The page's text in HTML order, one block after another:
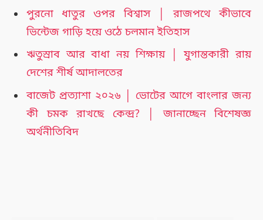
পুরনো ধাতুর ওপর বিশ্বাস │ রাজপথে কীভাবে
ভিন্টেজ গাড়ি হয়ে ওঠে চলমান ইতিহাস
ঋতুস্রাব আর বাধা নয় শিক্ষায় │ যুগান্তকারী রায়
দেশের শীর্ষ আদালতের
বাজেট প্রত্যাশা ২০২৬ │ ভোটের আগে বাংলার জন্য
কী চমক রাখছে কেন্দ্র? │ জানাচ্ছেন বিশেষজ্ঞ
অর্থনীতিবিদ